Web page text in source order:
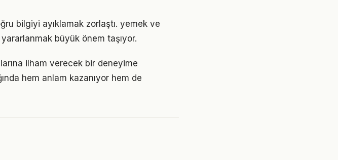
bilgiyi ayıklamak zorlaştı. yemek ve
büyük önem taşıyor.
ilham verecek bir deneyime
hem anlam kazanıyor hem de